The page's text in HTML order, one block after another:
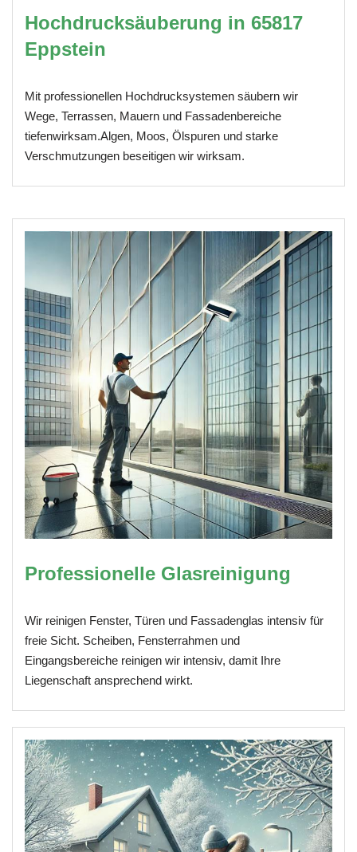
Hochdrucksäuberung in 65817
Eppstein
Mit professionellen Hochdrucksystemen säubern wir
Wege, Terrassen, Mauern und Fassadenbereiche
tiefenwirksam.Algen, Moos, Ölspuren und starke
Verschmutzungen beseitigen wir wirksam.
Professionelle Glasreinigung
Wir reinigen Fenster, Türen und Fassadenglas intensiv für
freie Sicht. Scheiben, Fensterrahmen und
Eingangsbereiche reinigen wir intensiv, damit Ihre
Liegenschaft ansprechend wirkt.